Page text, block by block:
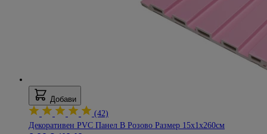
Добави
(42)
Декоративен PVC Панел В Розово Размер 15х1х260см